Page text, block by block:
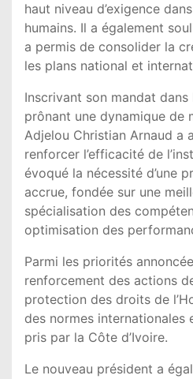
haut niveau d’exigence
humains. Il a également
a permis de consolider la
les plans national et
Inscrivant son mandat
prônant une dynamique de
Adjelou Christian Arnaud a
renforcer l’efficacité de
évoqué la nécessité d’une
accrue, fondée sur une
spécialisation des
optimisation des
Parmi les priorités
renforcement des actions
protection des droits de
des normes internationales
pris par la Côte d’Ivoire.
Le nouveau président a